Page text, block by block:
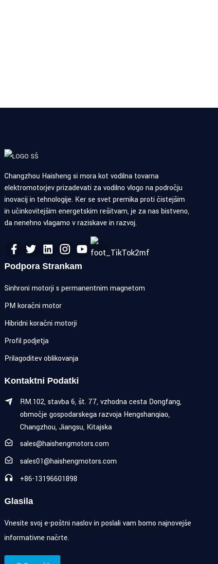
Changzhou Haisheng si mora kot vodilna tovarna
elektromotorjev prizadevati za vodilno vlogo na področju
inovacij in tehnologije. Ker se svet premika proti čistejšim
in učinkovitejšim energetskim rešitvam, je za nas bistveno,
da nenehno vlagamo v raziskave in razvoj.
Podpora Strankam
Sinhroni motorji s permanentnim magnetom
PM koračni motor
Hibridni koračni motorji
Profil podjetja
Prilagoditev oblikovanja
Kontaktni Podatki
RM.102, stavba 6, št. 77, vzhodna cesta Dongfang,
območje gospodarskega razvoja Hengshanqiao,
Changzhou, Jiangsu, Kitajska
sales@haishengmotors.com
sales01@haishengmotors.com
+86-13196601898
Glasila
Vnesite svoj e-poštni naslov in poslali vam bomo najnovejše
informativne načrte.